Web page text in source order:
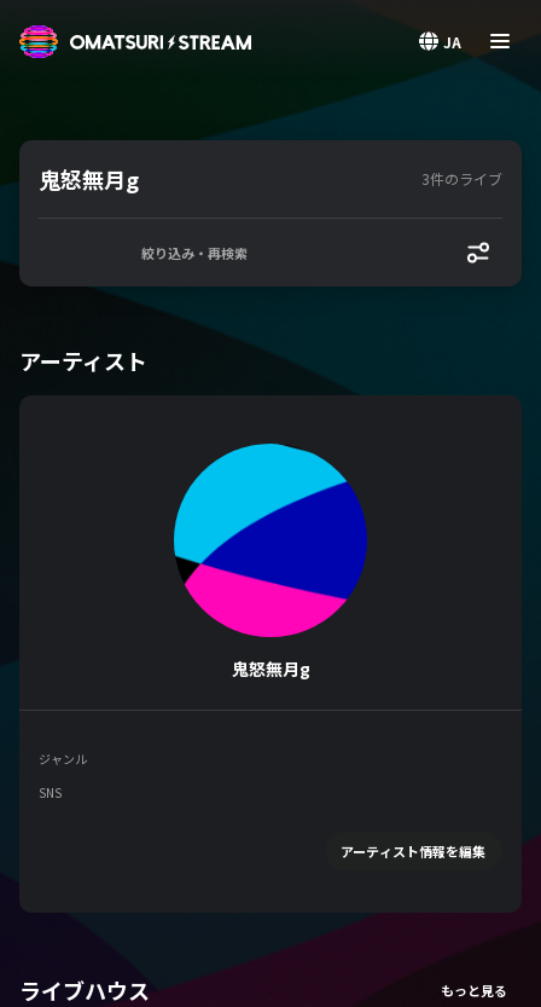
JA
鬼怒無月g 3件のライブ
絞り込み・再検索
アーティスト
鬼怒無月g
ジャンル
SNS
アーティスト情報を編集
ライブハウス